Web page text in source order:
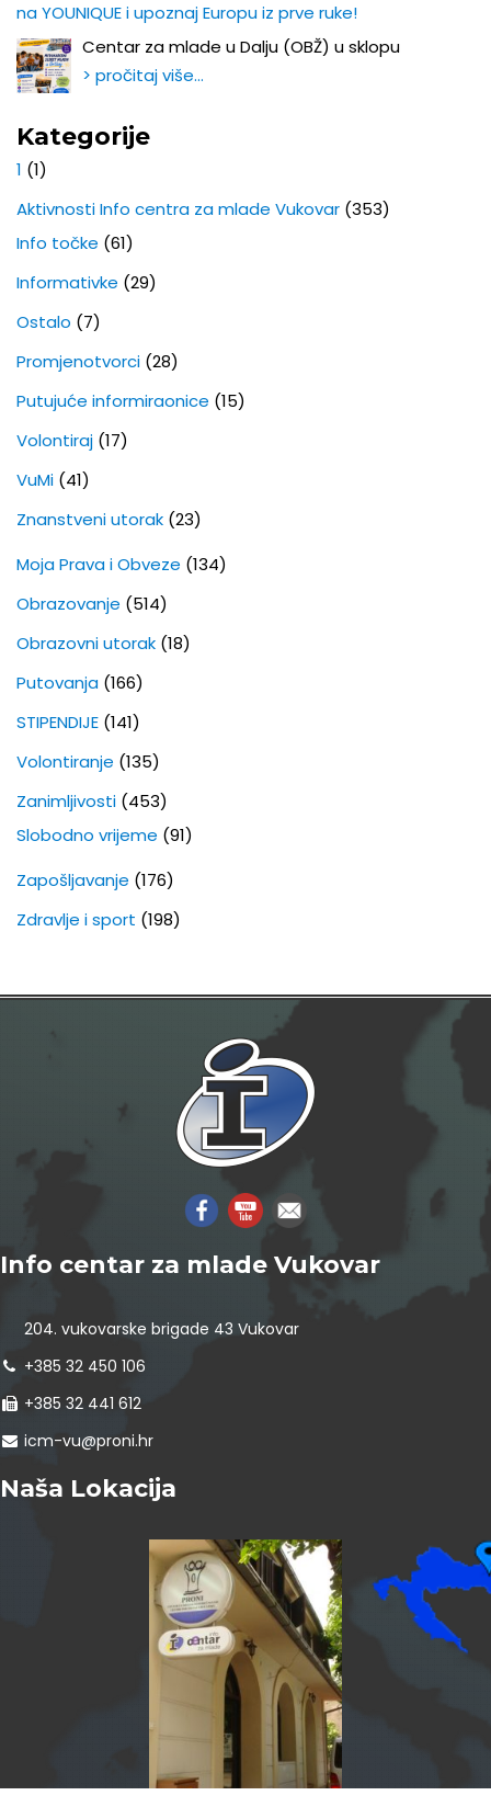
na YOUNIQUE i upoznaj Europu iz prve ruke!
Centar za mlade u Dalju (OBŽ) u sklopu
> pročitaj više…
Kategorije
1 (1)
Aktivnosti Info centra za mlade Vukovar (353)
Info točke (61)
Informativke (29)
Ostalo (7)
Promjenotvorci (28)
Putujuće informiraonice (15)
Volontiraj (17)
VuMi (41)
Znanstveni utorak (23)
Moja Prava i Obveze (134)
Obrazovanje (514)
Obrazovni utorak (18)
Putovanja (166)
STIPENDIJE (141)
Volontiranje (135)
Zanimljivosti (453)
Slobodno vrijeme (91)
Zapošljavanje (176)
Zdravlje i sport (198)
Info centar za mlade Vukovar
204. vukovarske brigade 43 Vukovar
+385 32 450 106
+385 32 441 612
icm-vu@proni.hr
Naša Lokacija